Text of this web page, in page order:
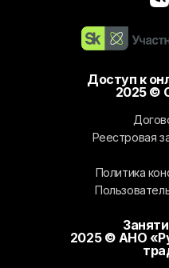
Доступ к
2025 ©
Реестровая
Политика
2025 © АНО